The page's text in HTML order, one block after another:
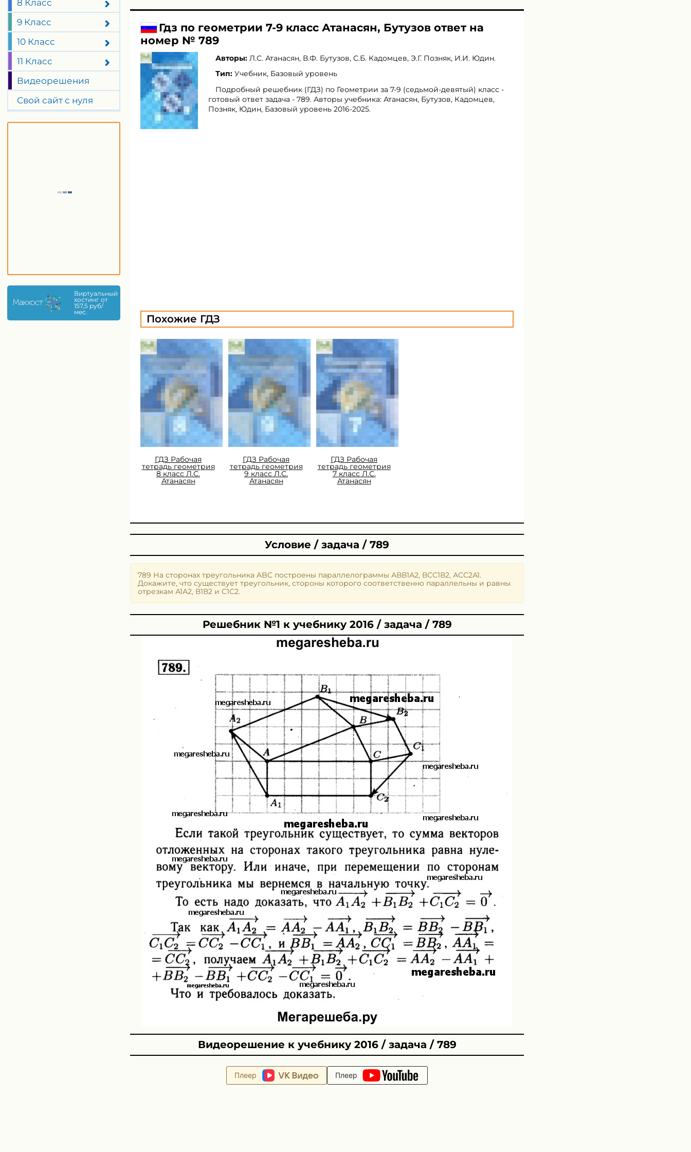
8 Класс
9 Класс
10 Класс
11 Класс
Видеорешения
Свой сайт с нуля
Виртуальный
хостинг от
157,5 руб/
мес.
Гдз по геометрии 7-9 класс Атанасян, Бутузов ответ на
номер № 789
Авторы: Л.С. Атанасян, В.Ф. Бутузов, С.Б. Кадомцев, Э.Г. Позняк, И.И. Юдин.
Тип: Учебник, Базовый уровень
Подробный решебник (ГДЗ) по Геометрии за 7‐9 (седьмой‐девятый) класс -
готовый ответ задача - 789. Авторы учебника: Атанасян, Бутузов, Кадомцев,
Позняк, Юдин, Базовый уровень 2016-2025.
Похожие ГДЗ
ГДЗ Рабочая
тетрадь геометрия
8 класс Л.С.
Атанасян
ГДЗ Рабочая
тетрадь геометрия
9 класс Л.С.
Атанасян
ГДЗ Рабочая
тетрадь геометрия
7 класс Л.С.
Атанасян
Условие / задача / 789
789 На сторонах треугольника ABC построены параллелограммы АВВ1А2, ВСС1В2, АСС2А1.
Докажите, что существует треугольник, стороны которого соответственно параллельны и равны
отрезкам А1А2, В1В2 и С1С2.
Решебник №1 к учебнику 2016 / задача / 789
Видеорешение к учебнику 2016 / задача / 789
Плеер Плеер